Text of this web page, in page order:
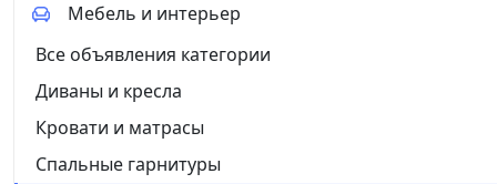
Мебель и интерьер
Все объявления категории
Диваны и кресла
Кровати и матрасы
Спальные гарнитуры